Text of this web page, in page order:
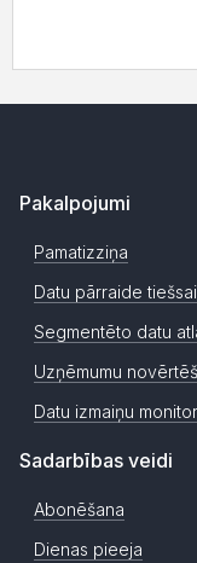
Pakalpojumi
Pamatizziņa
Datu pārraide
Segmentēto datu
Uzņēmumu
Datu izmaiņu
Sadarbības veidi
Abonēšana
Dienas pieeja